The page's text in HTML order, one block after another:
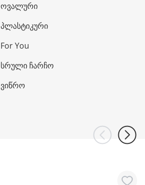
ოვალური
პლასტიკური
For You
სრული ჩარჩო
ვიწრო